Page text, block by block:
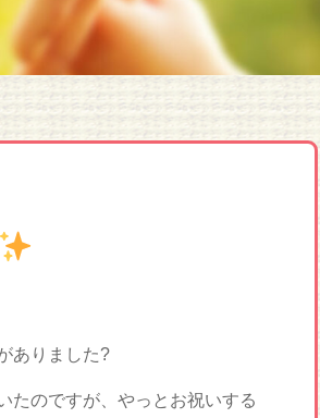
ありました?
たのですが、やっとお祝いする